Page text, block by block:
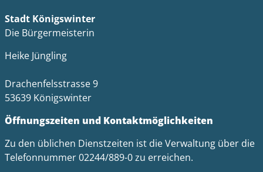
Stadt Königswinter
Die Bürgermeisterin
Heike Jüngling
Drachenfelsstrasse 9
53639 Königswinter
Öffnungszeiten und Kontaktmöglichkeiten
Zu den üblichen Dienstzeiten ist die Verwaltung über die
Telefonnummer 02244/889-0 zu erreichen.